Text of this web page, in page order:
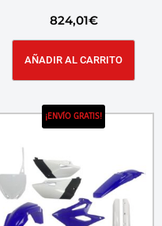
824,01€
AÑADIR AL CARRITO
¡ENVÍO GRATIS!